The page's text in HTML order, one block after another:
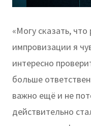
«Могу сказать,
импровизации я
интересно
больше
важно ещё и не
действительно